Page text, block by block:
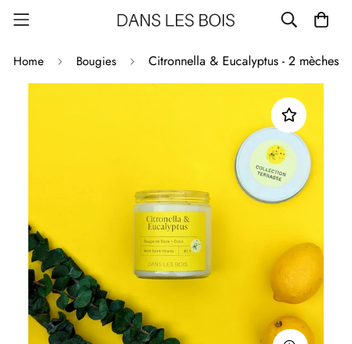
Home Bougies Citronnella & Eucalyptus - 2 mèches